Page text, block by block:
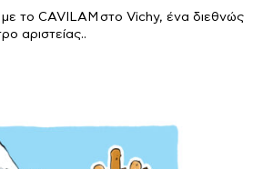
το CAVILAM στο Vichy, ένα διεθνώς
αριστείας..